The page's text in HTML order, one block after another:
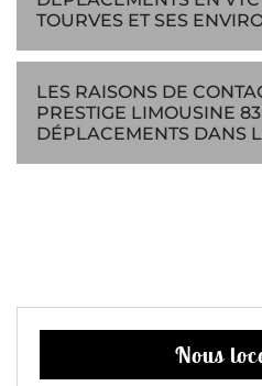
TOURVES ET SES
LES RAISONS DE
PRESTIGE LIMOUSINE
DÉPLACEMENTS DANS
Nous